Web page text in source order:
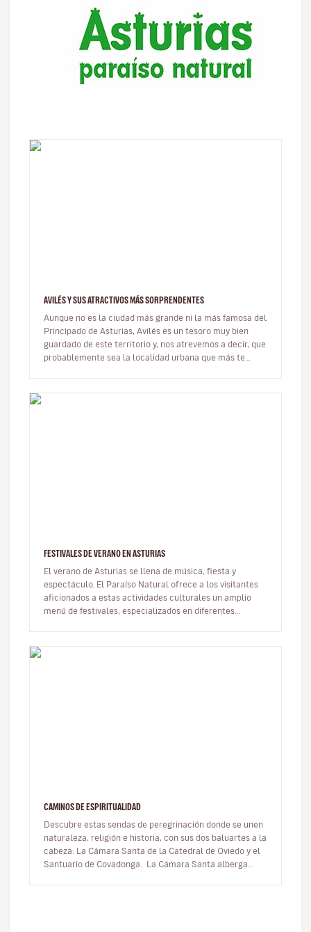
AVILÉS Y SUS ATRACTIVOS MÁS SORPRENDENTES
Aunque no es la ciudad más grande ni la más famosa del
Principado de Asturias, Avilés es un tesoro muy bien
guardado de este territorio y, nos atrevemos a decir, que
probablemente sea la localidad urbana que más te
FESTIVALES DE VERANO EN ASTURIAS
El verano de Asturias se llena de música, fiesta y
espectáculo. El Paraíso Natural ofrece a los visitantes
aficionados a estas actividades culturales un amplio
menú de festivales, especializados en diferentes
CAMINOS DE ESPIRITUALIDAD
Descubre estas sendas de peregrinación donde se unen
naturaleza, religión e historia, con sus dos baluartes a la
cabeza: La Cámara Santa de la Catedral de Oviedo y el
Santuario de Covadonga. La Cámara Santa alberga